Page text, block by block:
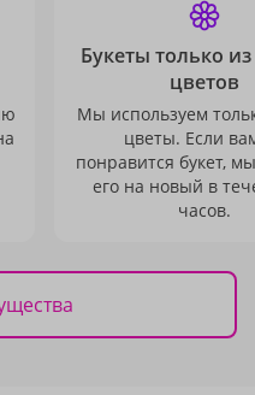
Букеты только
цветов
Мы используем
цветы. Если
понравится букет,
его на новый в
часов.